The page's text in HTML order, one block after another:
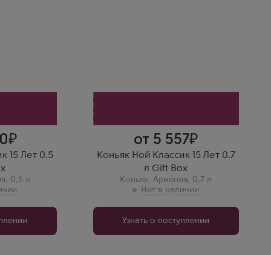
15 Лет 0.5
, 0,5 л
от 5 557
Коньяк Ной Классик 15 Лет 0.7
л Gift Box
Коньяк,Армения, 0,7 л
15 лет
Василий Л.
толк в жизни.
Узнать о поступлении